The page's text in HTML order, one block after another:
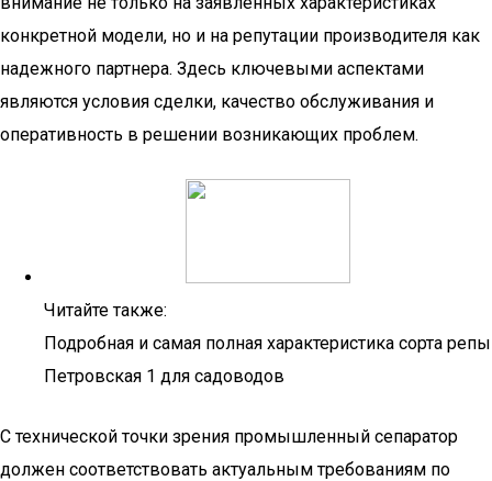
конкретной модели, но и на репутации производителя как
надежного партнера. Здесь ключевыми аспектами
являются условия сделки, качество обслуживания и
оперативность в решении возникающих проблем.
Читайте также:
Подробная и самая полная характеристика сорта репы
Петровская 1 для садоводов
С технической точки зрения промышленный сепаратор
должен соответствовать актуальным требованиям по